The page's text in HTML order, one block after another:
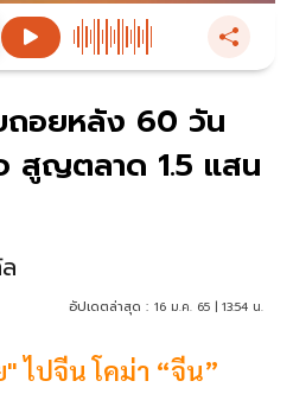
อยหลัง 60 วัน
จ สูญตลาด 1.5 แสน
อัปเดตล่าสุด : 16 ม.ค. 65 | 13:54 น.
ไปจีน โคม่า “จีน”